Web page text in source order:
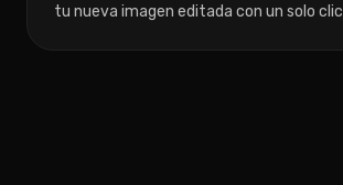
tu nueva imagen editada con un solo